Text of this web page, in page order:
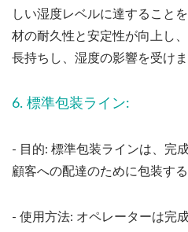
しい湿度レベルに達すること
材の耐久性と安定性が向上し
長持ちし、湿度の影響を受けま
6. 標準包装ライン:
- 目的: 標準包装ラインは、完
顧客への配達のために包装す
- 使用方法: オペレーターは完